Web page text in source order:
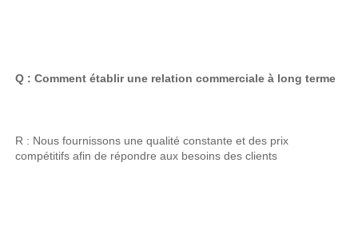
Q : Comment établir une relation commerciale à long terme
R : Nous fournissons une qualité constante et des prix
compétitifs afin de répondre aux besoins des clients